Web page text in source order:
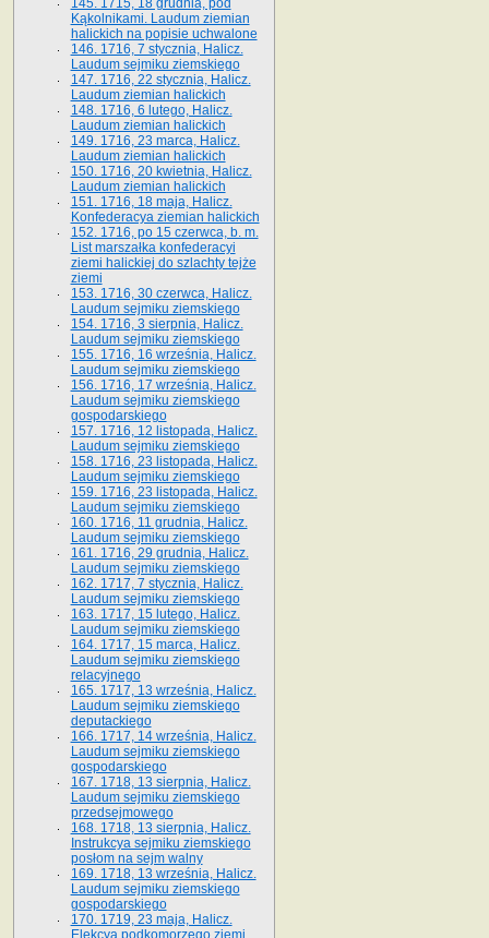
145. 1715, 18 grudnia, pod
Kąkolnikami. Laudum ziemian
halickich na popisie uchwalone
146. 1716, 7 stycznia, Halicz.
Laudum sejmiku ziemskiego
147. 1716, 22 stycznia, Halicz.
Laudum ziemian halickich
148. 1716, 6 lutego, Halicz.
Laudum ziemian halickich
149. 1716, 23 marca, Halicz.
Laudum ziemian halickich
150. 1716, 20 kwietnia, Halicz.
Laudum ziemian halickich
151. 1716, 18 maja, Halicz.
Konfederacya ziemian halickich
152. 1716, po 15 czerwca, b. m.
List marszałka konfederacyi
ziemi halickiej do szlachty tejże
ziemi
153. 1716, 30 czerwca, Halicz.
Laudum sejmiku ziemskiego
154. 1716, 3 sierpnia, Halicz.
Laudum sejmiku ziemskiego
155. 1716, 16 września, Halicz.
Laudum sejmiku ziemskiego
156. 1716, 17 września, Halicz.
Laudum sejmiku ziemskiego
gospodarskiego
157. 1716, 12 listopada, Halicz.
Laudum sejmiku ziemskiego
158. 1716, 23 listopada, Halicz.
Laudum sejmiku ziemskiego
159. 1716, 23 listopada, Halicz.
Laudum sejmiku ziemskiego
160. 1716, 11 grudnia, Halicz.
Laudum sejmiku ziemskiego
161. 1716, 29 grudnia, Halicz.
Laudum sejmiku ziemskiego
162. 1717, 7 stycznia, Halicz.
Laudum sejmiku ziemskiego
163. 1717, 15 lutego, Halicz.
Laudum sejmiku ziemskiego
164. 1717, 15 marca, Halicz.
Laudum sejmiku ziemskiego
relacyjnego
165. 1717, 13 września, Halicz.
Laudum sejmiku ziemskiego
deputackiego
166. 1717, 14 września, Halicz.
Laudum sejmiku ziemskiego
gospodarskiego
167. 1718, 13 sierpnia, Halicz.
Laudum sejmiku ziemskiego
przedsejmowego
168. 1718, 13 sierpnia, Halicz.
Instrukcya sejmiku ziemskiego
posłom na sejm walny
169. 1718, 13 września, Halicz.
Laudum sejmiku ziemskiego
gospodarskiego
170. 1719, 23 maja, Halicz.
Elekcya podkomorzego ziemi